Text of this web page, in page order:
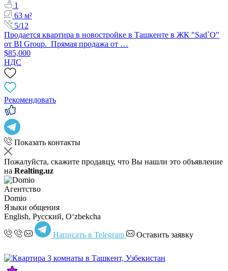
1
63 м²
5/12
Продается квартира в новостройке в Ташкенте в ЖК "Sad`O"
от BI Group. Прямая продажа от …
$85,000
НДС
Рекомендовать
Показать контакты
Пожалуйста, скажите продавцу, что Вы нашли это объявление
на Realting.uz
Агентство
Domio
Языки общения
English, Русский, Oʻzbekcha
Написать в Telegram Оставить заявку